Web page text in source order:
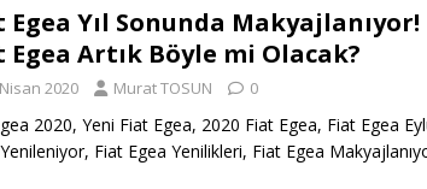
Egea Yıl Sonunda Makyajlanıyor!
Egea Artık Böyle mi Olacak?
2020 Murat TOSUN 0
2020, Yeni Fiat Egea, 2020 Fiat Egea, Fiat Egea
Fiat Egea Yenilikleri, Fiat Egea